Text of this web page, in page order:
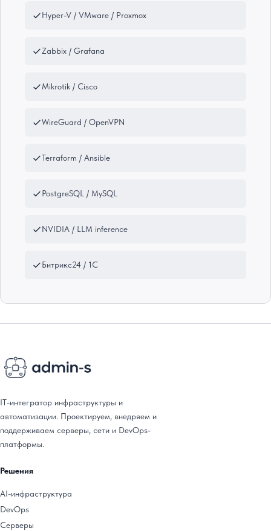
Hyper-V / VMware / Proxmox
Zabbix / Grafana
Mikrotik / Cisco
WireGuard / OpenVPN
Terraform / Ansible
PostgreSQL / MySQL
NVIDIA / LLM inference
Битрикс24 / 1С
IT-интегратор инфраструктуры и
автоматизации. Проектируем, внедряем и
поддерживаем серверы, сети и DevOps-
платформы.
Решения
AI-инфраструктура
DevOps
Серверы